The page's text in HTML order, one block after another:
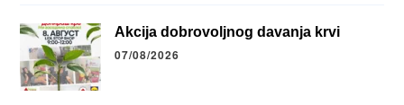
Akcija dobrovoljnog davanja krvi
07/08/2026